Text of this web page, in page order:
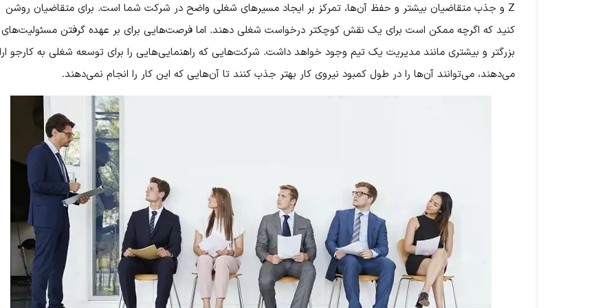
Z و جذب متقاضیان بیشتر و حفظ آن‌ها، تمرکز بر ایجاد مسیرهای شغلی واضح در شرکت شما است. برای متقاضیان روشن
کنید که اگرچه ممکن است برای یک نقش کوچکتر درخواست شغلی دهند. اما فرصت‌هایی برای بر عهده گرفتن مسئولیت‌های
بزرگتر و بیشتری مانند مدیریت یک تیم وجود خواهد داشت. شرکت‌هایی که راهنمایی‌هایی را برای توسعه شغلی به کارجو
می‌دهند، می‌توانند آن‌ها را در طول کمبود نیروی کار بهتر جذب ‌کنند تا آن‌هایی که این کار را انجام نمی‌دهند.